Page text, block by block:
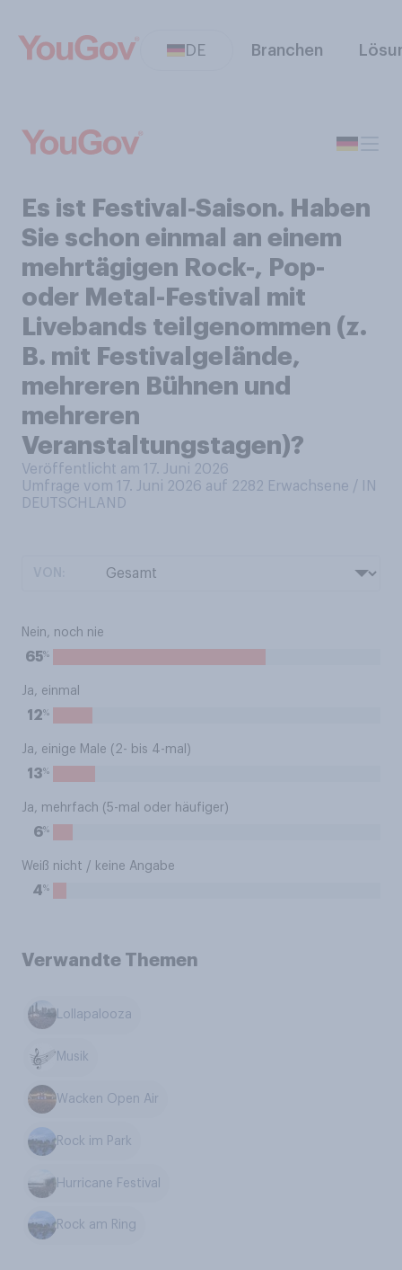
DE Branchen
Es ist Festival‑Saison. Haben
Sie schon einmal an einem
mehrtägigen Rock-, Pop-
oder Metal-Festival mit
Livebands teilgenommen (z.
B. mit Festivalgelände,
mehreren Bühnen und
mehreren
Veranstaltungstagen)?
Veröffentlicht am 17. Juni 2026
Umfrage vom 17. Juni 2026 auf 2282 Erwachsene / IN
DEUTSCHLAND
Nein, noch nie
65%
Ja, einmal
12%
Ja, einige Male (2- bis 4-mal)
13%
Ja, mehrfach (5-mal oder häufiger)
6%
Weiß nicht / keine Angabe
4%
Verwandte Themen
Lollapalooza
Musik
Wacken Open Air
Rock im Park
Hurricane Festival
Rock am Ring